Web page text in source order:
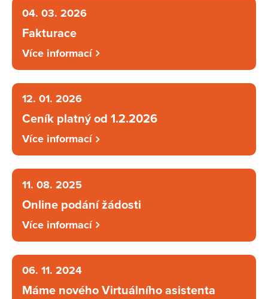
04. 03. 2026
Fakturace
Více informací
12. 01. 2026
Ceník platný od 1.2.2026
Více informací
11. 08. 2025
Online podání žádosti
Více informací
06. 11. 2024
Máme nového Virtuálního asistenta